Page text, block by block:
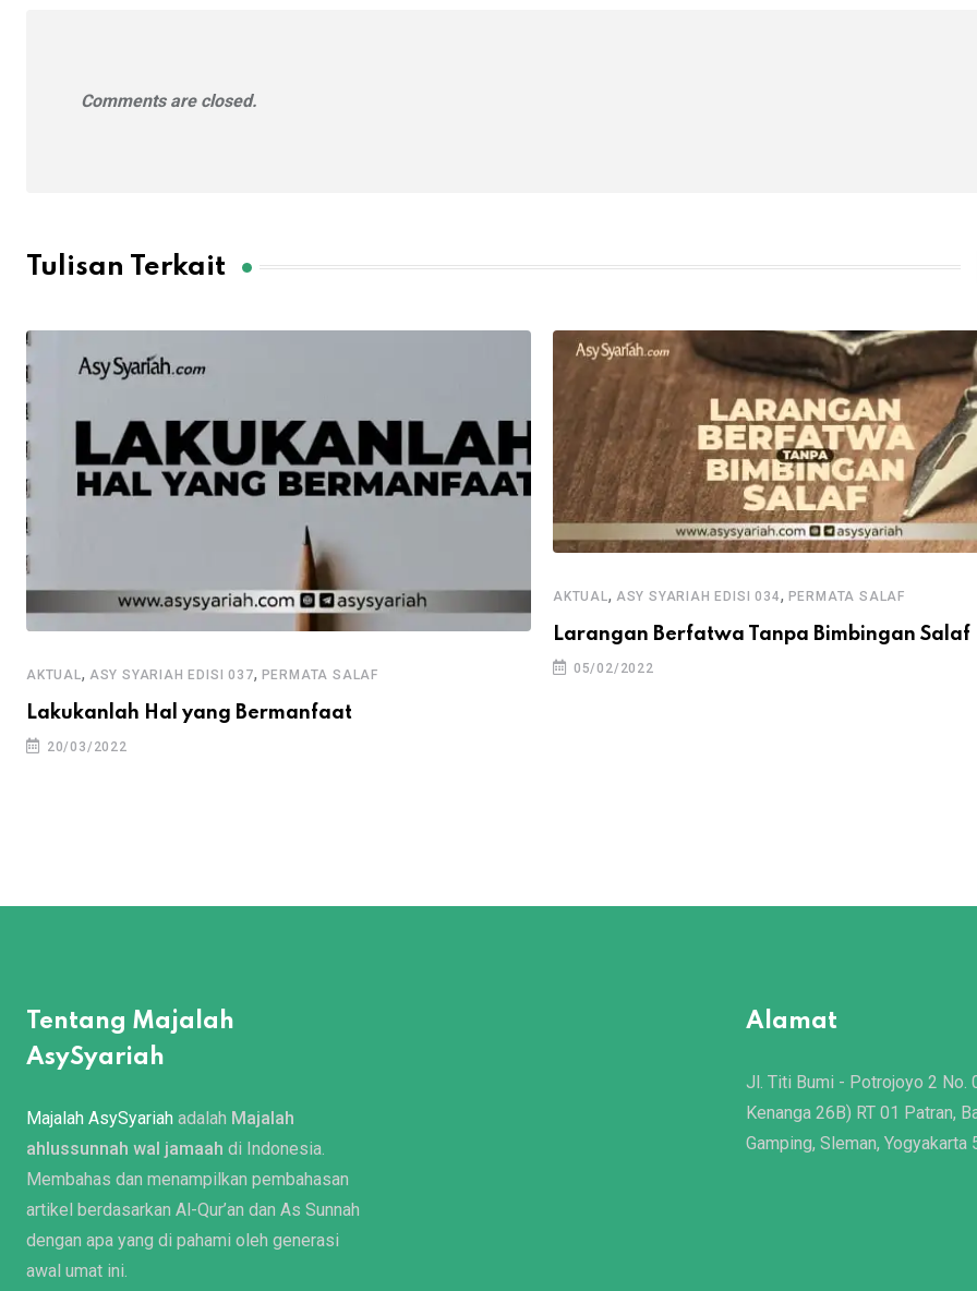
Comments are closed.
Tulisan Terkait
AKTUAL , ASY SYARIAH EDISI 037, PERMATA SALAF
Lakukanlah Hal yang Bermanfaat
20/03/2022
AKTUAL , ASY SYARIAH EDISI 034, PERMATA SALAF
Larangan Berfatwa Tanpa Bimbingan Salaf
05/02/2022
Tentang Majalah
AsySyariah
Majalah AsySyariah adalah Majalah
ahlussunnah wal jamaah di Indonesia.
Membahas dan menampilkan pembahasan
artikel berdasarkan Al-Qur’an dan As Sunnah
dengan apa yang di pahami oleh generasi
awal umat ini.
Alamat
Jl. Titi Bumi - Potrojoyo 2 No.
Kenanga 26B) RT 01 Patran,
Gamping, Sleman, Yogyakarta